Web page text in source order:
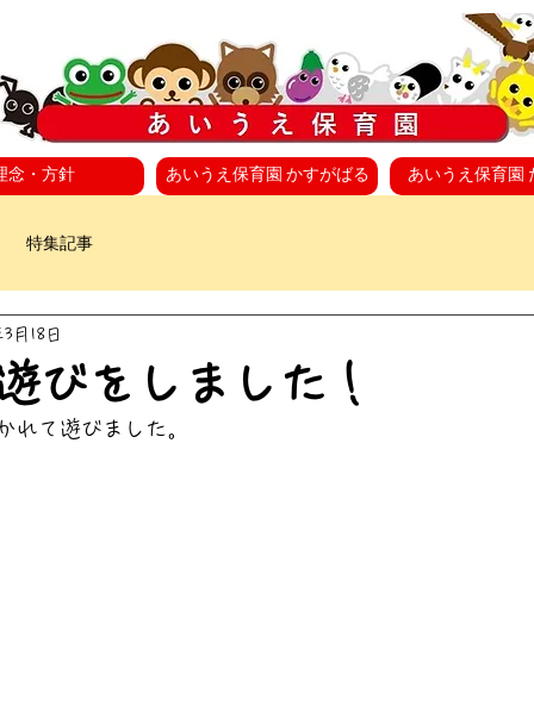
念・方針 あいうえ保育園 かすがばる あいうえ保育園
特集記事
びをしました！
月18日
れて遊びました。